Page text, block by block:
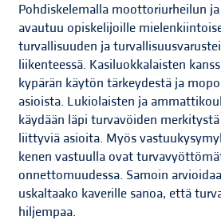
Pohdiskelemalla moottoriurheilun
avautuu opiskelijoille
turvallisuuden ja
liikenteessä. Kasiluokkalaisten
kypärän käytön tärkeydestä ja
asioista. Lukiolaisten ja
käydään läpi turvavöiden
liittyviä asioita. Myös
kenen vastuulla ovat
onnettomuudessa. Samoin
uskaltaako kaverille sanoa, että
hiljempaa.